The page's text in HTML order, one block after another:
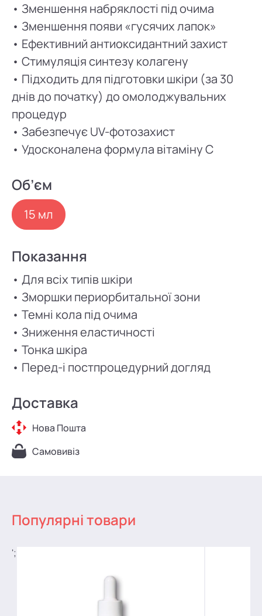
• Зменшення набряклості під очима
• Зменшення появи «гусячих лапок»
• Ефективний антиоксидантний захист
• Стимуляція синтезу колагену
• Підходить для підготовки шкіри (за 30
днів до початку) до омолоджувальних
процедур
• Забезпечує UV-фотозахист
• Удосконалена формула вітаміну С
Об’єм
15 мл
Показання
• Для всіх типів шкіри
• Зморшки периорбитальної зони
• Темні кола під очима
• Зниження еластичності
• Тонка шкіра
• Перед-і постпроцедурний догляд
Доставка
Нова Пошта
Самовивіз
Популярні товари
';